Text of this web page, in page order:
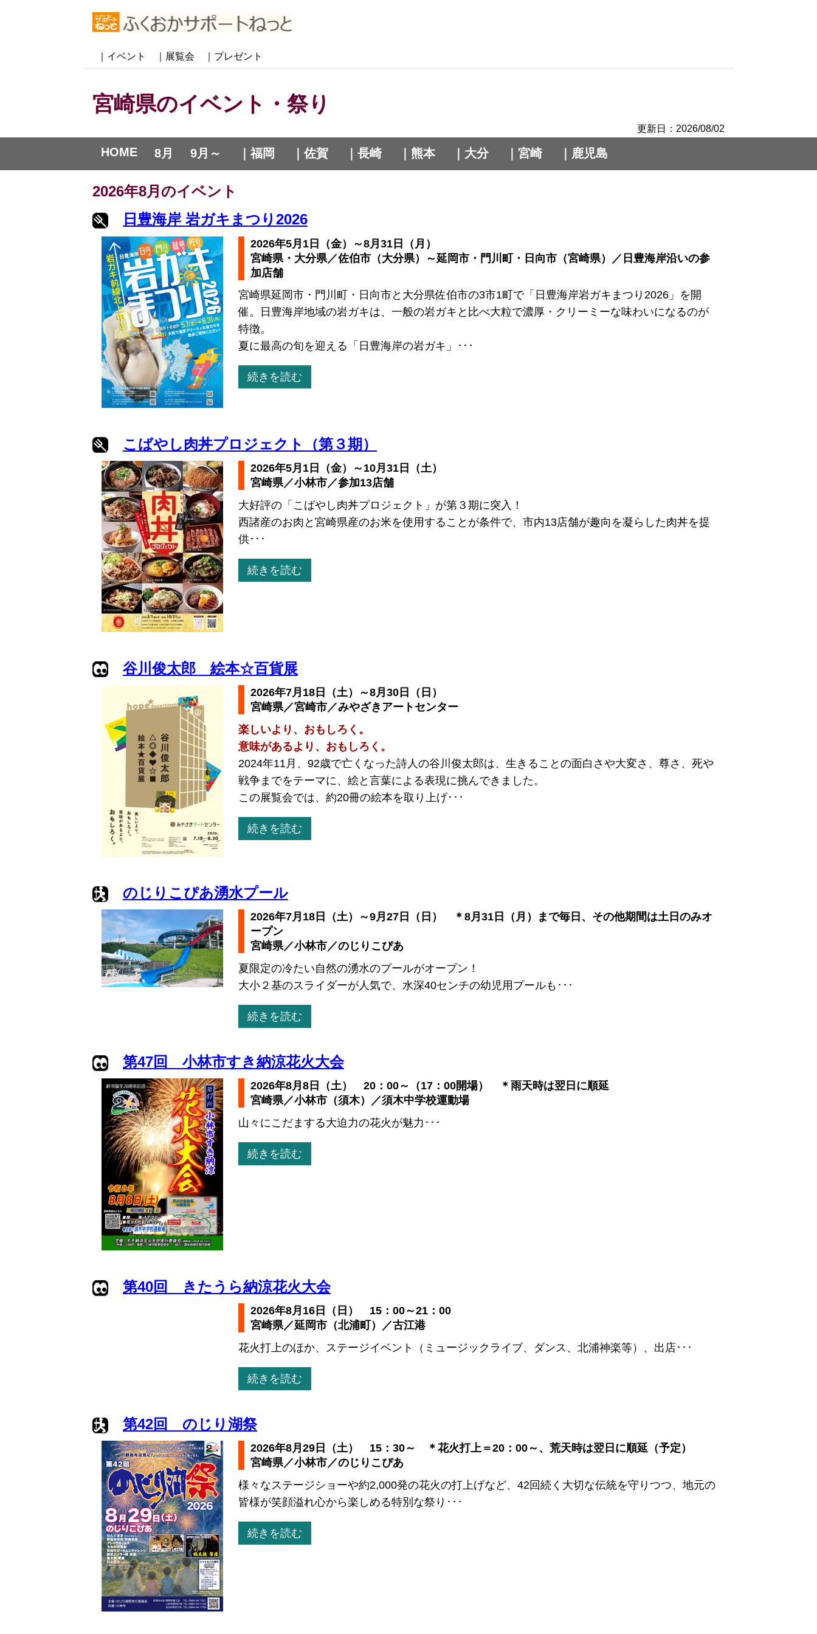
｜イベント ｜展覧会 ｜プレゼント
宮崎県のイベント・祭り
更新日：2026/08/02
HOME 8月 9月～ ｜福岡 ｜佐賀 ｜長崎 ｜熊本 ｜大分 ｜宮崎 ｜鹿児島
2026年8月のイベント
日豊海岸 岩ガキまつり2026
2026年5月1日（金）～8月31日（月）
宮崎県・大分県／佐伯市（大分県）～延岡市・門川町・日向市（宮崎県）／日豊海岸沿いの参
加店舗
宮崎県延岡市・門川町・日向市と大分県佐伯市の3市1町で「日豊海岸岩ガキまつり2026」を開
催。日豊海岸地域の岩ガキは、一般の岩ガキと比べ大粒で濃厚・クリーミーな味わいになるのが
特徴。
夏に最高の旬を迎える「日豊海岸の岩ガキ」･･･
続きを読む
こばやし肉丼プロジェクト（第３期）
2026年5月1日（金）～10月31日（土）
宮崎県／小林市／参加13店舗
大好評の「こばやし肉丼プロジェクト」が第３期に突入！
西諸産のお肉と宮崎県産のお米を使用することが条件で、市内13店舗が趣向を凝らした肉丼を提
供･･･
続きを読む
谷川俊太郎 絵本☆百貨展
2026年7月18日（土）～8月30日（日）
宮崎県／宮崎市／みやざきアートセンター
楽しいより、おもしろく。
意味があるより、おもしろく。
2024年11月、92歳で亡くなった詩人の谷川俊太郎は、生きることの面白さや大変さ、尊さ、死や
戦争までをテーマに、絵と言葉による表現に挑んできました。
この展覧会では、約20冊の絵本を取り上げ･･･
続きを読む
のじりこぴあ湧水プール
2026年7月18日（土）～9月27日（日） ＊8月31日（月）まで毎日、その他期間は土日のみオ
ープン
宮崎県／小林市／のじりこぴあ
夏限定の冷たい自然の湧水のプールがオープン！
大小２基のスライダーが人気で、水深40センチの幼児用プールも･･･
続きを読む
第47回 小林市すき納涼花火大会
2026年8月8日（土） 20：00～（17：00開場） ＊雨天時は翌日に順延
宮崎県／小林市（須木）／須木中学校運動場
山々にこだまする大迫力の花火が魅力･･･
続きを読む
第40回 きたうら納涼花火大会
2026年8月16日（日） 15：00～21：00
宮崎県／延岡市（北浦町）／古江港
花火打上のほか、ステージイベント（ミュージックライブ、ダンス、北浦神楽等）、出店･･･
続きを読む
第42回 のじり湖祭
2026年8月29日（土） 15：30～ ＊花火打上＝20：00～、荒天時は翌日に順延（予定）
宮崎県／小林市／のじりこぴあ
様々なステージショーや約2,000発の花火の打上げなど、42回続く大切な伝統を守りつつ、地元の
皆様が笑顔溢れ心から楽しめる特別な祭り･･･
続きを読む